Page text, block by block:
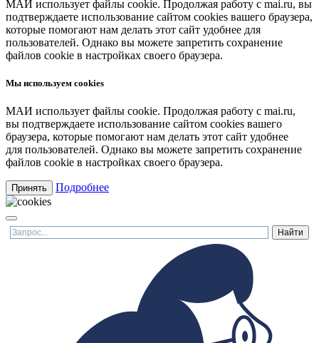
МАИ использует файлы cookie. Продолжая работу с mai.ru, вы
подтверждаете использование сайтом cookies вашего браузера,
которые помогают нам делать этот сайт удобнее для
пользователей. Однако вы можете запретить сохранение
файлов cookie в настройках своего браузера.
Мы используем cookies
МАИ использует файлы cookie. Продолжая работу с mai.ru,
вы подтверждаете использование сайтом cookies вашего
браузера, которые помогают нам делать этот сайт удобнее
для пользователей. Однако вы можете запретить сохранение
файлов cookie в настройках своего браузера.
Принять Подробнее